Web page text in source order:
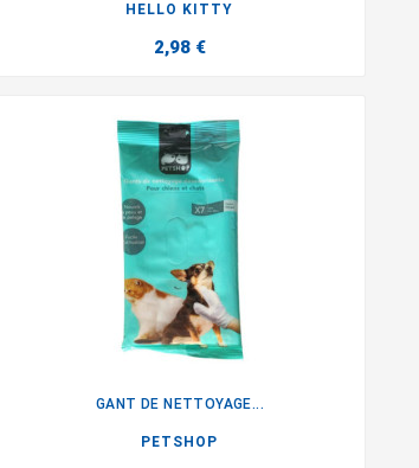
HELLO KITTY
2,98 €
GANT DE NETTOYAGE...
PETSHOP